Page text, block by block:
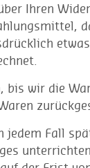
Ihren
wir die
Fall